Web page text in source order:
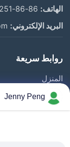
الهاتف:
البريد الإلكتروني:
روابط سريعة
المنزل
المنتجات
أشرطة فيديو
Jenny Peng